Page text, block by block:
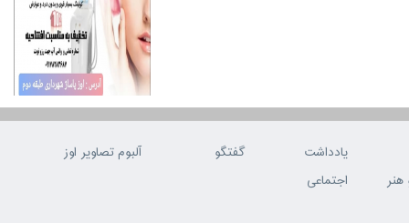
یادداشت گفتگو
آلبوم تصاویر اوز
اجتماعی